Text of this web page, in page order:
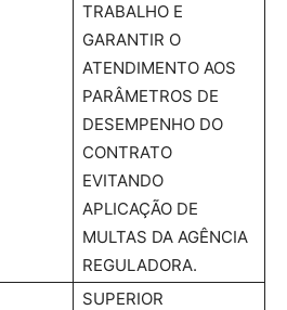
TRABALHO E
GARANTIR O
ATENDIMENTO AOS
PARÂMETROS DE
DESEMPENHO DO
CONTRATO
EVITANDO
APLICAÇÃO DE
MULTAS DA AGÊNCIA
REGULADORA.
SUPERIOR